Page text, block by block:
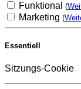
Funktional (
Marketing (
Essentiell
Sitzungs-Cookie